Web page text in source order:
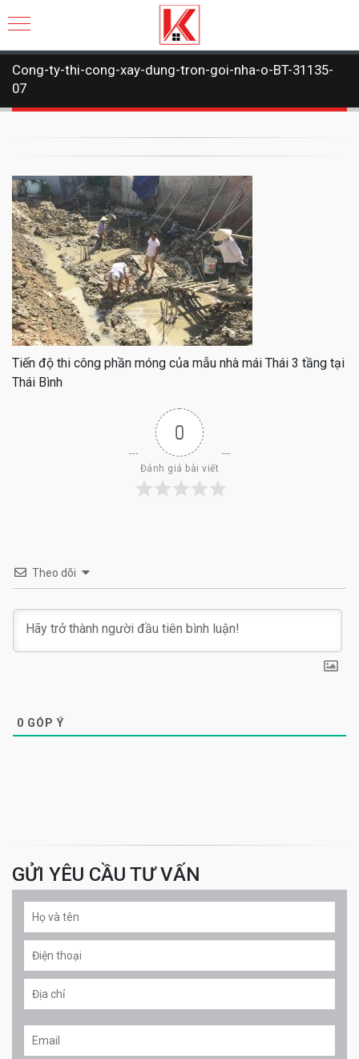
Cong-ty-thi-cong-xay-dung-tron-goi-nha-o-BT-31135-
07
Tiến độ thi công phần móng của mẫu nhà mái Thái 3 tầng tại
Thái Bình
0
Đánh giá bài viết
Theo dõi
0 GÓP Ý
GỬI YÊU CẦU TƯ VẤN